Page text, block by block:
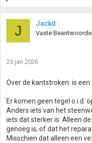
a
n
e
:
J Jackd
Vaste
23 jan 2026
Over de kantstroken: is
Er komen geen tegel o.i.d.
Anders iets van het
iets dat sterker is. Alleen
genoeg is, of dat het
Misschien dat alleen een